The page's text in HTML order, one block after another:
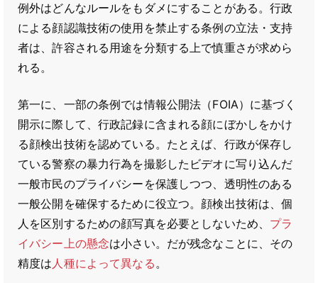
例外はどんなルールをもダメにすることがある。行政
による顔認識技術の使用を禁止する条例の立法・支持
者は、許容される用途を分類する上で慎重さが求めら
れる。
第一に、一部の条例では情報公開法（FOIA）に基づく
開示に際して、行政記録に含まれる顔にぼかしをかけ
る顔検出技術を認めている。たとえば、行政が保存し
ている警察の暴力行為を撮影したビデオに写り込んだ
一般市民のプライバシーを保護しつつ、透明性のある
一般公開を確保するために役立つ。顔検出技術は、個
人を区別するための顔写真を必要としないため、 プラ
イバシー上の懸念は小さい。だが残念なことに、その
精度は人種によって異なる。